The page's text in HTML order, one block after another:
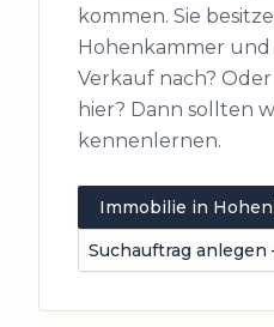
kommen. Sie
Hohenkammer und
Verkauf nach?
hier? Dann sollten
kennenlernen.
Immobilie in
Suchauftrag anlegen